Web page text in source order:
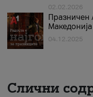
02.02.2026
Празничен
04.12.2025
Слични